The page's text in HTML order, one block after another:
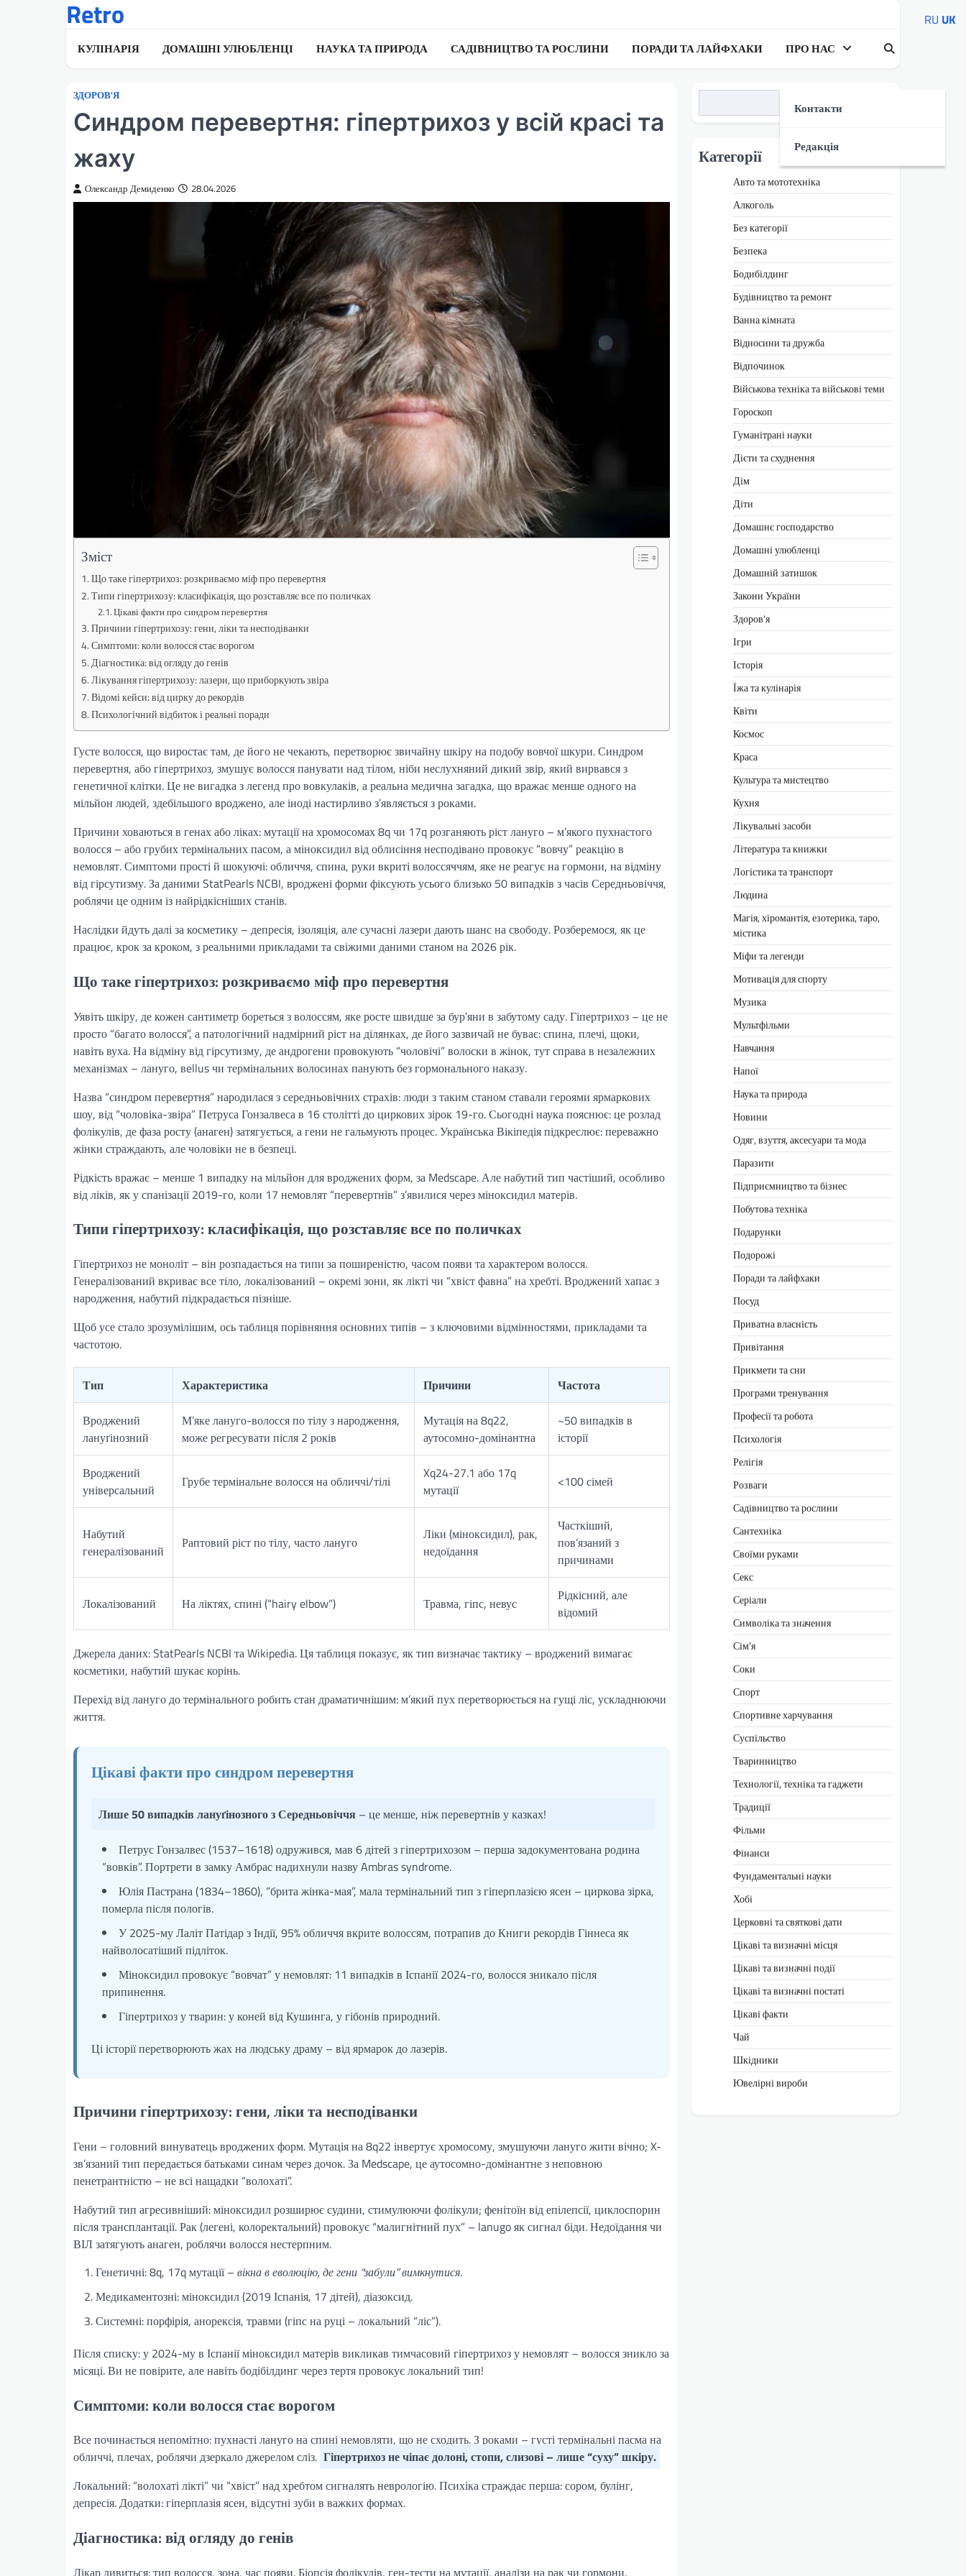
Retro
КУЛІНАРІЯ ДОМАШНІ УЛЮБЛЕНЦІ НАУКА ТА ПРИРОДА САДІВНИЦТВО ТА РОСЛИНИ ПОРАДИ ТА ЛАЙФХАКИ ПРО НАС
Контакти
Редакція
ЗДОРОВ'Я
Синдром перевертня: гіпертрихоз у всій красі та
жаху
Олександр Демиденко 28.04.2026
Зміст
Що таке гіпертрихоз: розкриваємо міф про перевертня
Типи гіпертрихозу: класифікація, що розставляє все по поличках
Цікаві факти про синдром перевертня
Причини гіпертрихозу: гени, ліки та несподіванки
Симптоми: коли волосся стає ворогом
Діагностика: від огляду до генів
Лікування гіпертрихозу: лазери, що приборкують звіра
Відомі кейси: від цирку до рекордів
Психологічний відбиток і реальні поради
Густе волосся, що виростає там, де його не чекають, перетворює звичайну шкіру на подобу вовчої шкури. Синдром
перевертня, або гіпертрихоз, змушує волосся панувати над тілом, ніби неслухняний дикий звір, який вирвався з
генетичної клітки. Це не вигадка з легенд про вовкулаків, а реальна медична загадка, що вражає менше одного на
мільйон людей, здебільшого вроджено, але іноді настирливо з’являється з роками.
Причини ховаються в генах або ліках: мутації на хромосомах 8q чи 17q розганяють ріст лануго – м’якого пухнастого
волосся – або грубих термінальних пасом, а міноксидил від облисіння несподівано провокує “вовчу” реакцію в
немовлят. Симптоми прості й шокуючі: обличчя, спина, руки вкриті волоссяччям, яке не реагує на гормони, на відміну
від гірсутизму. За даними StatPearls NCBI, вроджені форми фіксують усього близько 50 випадків з часів Середньовіччя,
роблячи це одним із найрідкісніших станів.
Наслідки йдуть далі за косметику – депресія, ізоляція, але сучасні лазери дають шанс на свободу. Розберемося, як це
працює, крок за кроком, з реальними прикладами та свіжими даними станом на 2026 рік.
Що таке гіпертрихоз: розкриваємо міф про перевертня
Уявіть шкіру, де кожен сантиметр бореться з волоссям, яке росте швидше за бур’яни в забутому саду. Гіпертрихоз – це не
просто “багато волосся”, а патологічний надмірний ріст на ділянках, де його зазвичай не буває: спина, плечі, щоки,
навіть вуха. На відміну від гірсутизму, де андрогени провокують “чоловічі” волоски в жінок, тут справа в незалежних
механізмах – лануго, вellus чи термінальних волосинах панують без гормонального наказу.
Назва “синдром перевертня” народилася з середньовічних страхів: люди з таким станом ставали героями ярмаркових
шоу, від “чоловіка-звіра” Петруса Гонзалвеса в 16 столітті до циркових зірок 19-го. Сьогодні наука пояснює: це розлад
фолікулів, де фаза росту (анаген) затягується, а гени не гальмують процес. Українська Вікіпедія підкреслює: переважно
жінки страждають, але чоловіки не в безпеці.
Рідкість вражає – менше 1 випадку на мільйон для вроджених форм, за Medscape. Але набутий тип частіший, особливо
від ліків, як у спанізації 2019-го, коли 17 немовлят “перевертнів” з’явилися через міноксидил матерів.
Типи гіпертрихозу: класифікація, що розставляє все по поличках
Гіпертрихоз не моноліт – він розпадається на типи за поширеністю, часом появи та характером волосся.
Генералізований вкриває все тіло, локалізований – окремі зони, як лікті чи “хвіст фавна” на хребті. Вроджений хапає з
народження, набутий підкрадається пізніше.
Щоб усе стало зрозумілішим, ось таблиця порівняння основних типів – з ключовими відмінностями, прикладами та
частотою.
Тип Характеристика Причини Частота
Вроджений
лануґінозний
М’яке лануго-волосся по тілу з народження,
може регресувати після 2 років
Мутація на 8q22,
аутосомно-домінантна
~50 випадків в
історії
Вроджений
універсальний
Грубе термінальне волосся на обличчі/тілі
Xq24-27.1 або 17q
мутації
<100 сімей
Набутий
генералізований
Раптовий ріст по тілу, часто лануго
Ліки (міноксидил), рак,
недоїдання
Часткіший,
пов’язаний з
причинами
Локалізований На ліктях, спині (“hairy elbow”) Травма, гіпс, невус
Рідкісний, але
відомий
Джерела даних: StatPearls NCBI та Wikipedia. Ця таблиця показує, як тип визначає тактику – вроджений вимагає
косметики, набутий шукає корінь.
Перехід від лануго до термінального робить стан драматичнішим: м’який пух перетворюється на гущі ліс, ускладнюючи
життя.
Цікаві факти про синдром перевертня
Лише 50 випадків лануґінозного з Середньовіччя – це менше, ніж перевертнів у казках!
Петрус Гонзалвес (1537–1618) одружився, мав 6 дітей з гіпертрихозом – перша задокументована родина
“вовків”. Портрети в замку Амбрас надихнули назву Ambras syndrome.
Юлія Пастрана (1834–1860), “брита жінка-мая”, мала термінальний тип з гіперплазією ясен – циркова зірка,
померла після пологів.
У 2025-му Лаліт Патідар з Індії, 95% обличчя вкрите волоссям, потрапив до Книги рекордів Гіннеса як
найволосатіший підліток.
Міноксидил провокує “вовчат” у немовлят: 11 випадків в Іспанії 2024-го, волосся зникало після
припинення.
Гіпертрихоз у тварин: у коней від Кушинга, у гібонів природний.
Ці історії перетворюють жах на людську драму – від ярмарок до лазерів.
Причини гіпертрихозу: гени, ліки та несподіванки
Гени – головний винуватець вроджених форм. Мутація на 8q22 інвертує хромосому, змушуючи лануго жити вічно; X-
зв’язаний тип передається батьками синам через дочок. За Medscape, це аутосомно-домінантне з неповною
пенетрантністю – не всі нащадки “волохаті”.
Набутий тип агресивніший: міноксидил розширює судини, стимулюючи фолікули; фенітоїн від епілепсії, циклоспорин
після трансплантації. Рак (легені, колоректальний) провокує “малигнітний пух” – lanugo як сигнал біди. Недоїдання чи
ВІЛ затягують анаген, роблячи волосся нестерпним.
Генетичні: 8q, 17q мутації – вікна в еволюцію, де гени “забули” вимкнутися.
Медикаментозні: міноксидил (2019 Іспанія, 17 дітей), діазоксид.
Системні: порфірія, анорексія, травми (гіпс на руці – локальний “ліс”).
Після списку: у 2024-му в Іспанії міноксидил матерів викликав тимчасовий гіпертрихоз у немовлят – волосся зникло за
місяці. Ви не повірите, але навіть бодібілдинг через тертя провокує локальний тип!
Симптоми: коли волосся стає ворогом
Все починається непомітно: пухнасті лануго на спині немовляти, що не сходить. З роками – густі термінальні пасма на
обличчі, плечах, роблячи дзеркало джерелом сліз. Гіпертрихоз не чіпає долоні, стопи, слизові – лише “суху” шкіру.
Локальний: “волохаті лікті” чи “хвіст” над хребтом сигналять неврологію. Психіка страждає перша: сором, булінг,
депресія. Додатки: гіперплазія ясен, відсутні зуби в важких формах.
Діагностика: від огляду до генів
Лікар дивиться: тип волосся, зона, час появи. Біопсія фолікулів, ген-тести на мутації, аналізи на рак чи гормони.
Категорії
Авто та мототехніка
Алкоголь
Без категорії
Безпека
Бодибілдинг
Будівництво та ремонт
Ванна кімната
Відносини та дружба
Відпочинок
Військова техніка та військові теми
Гороскоп
Гуманітрані науки
Дієти та схуднення
Дім
Діти
Домашнє господарство
Домашні улюбленці
Домашній затишок
Закони України
Здоров'я
Ігри
Історія
Їжа та кулінарія
Квіти
Космос
Краса
Культура та мистецтво
Кухня
Лікувальні засоби
Література та книжки
Логістика та транспорт
Людина
Магія, хіромантія, езотерика, таро,
містика
Міфи та легенди
Мотивація для спорту
Музика
Мультфільми
Навчання
Напої
Наука та природа
Новини
Одяг, взуття, аксесуари та мода
Паразити
Підприємництво та бізнес
Побутова техніка
Подарунки
Подорожі
Поради та лайфхаки
Посуд
Приватна власність
Привітання
Прикмети та сни
Програми тренування
Професії та робота
Психологія
Релігія
Розваги
Садівництво та рослини
Сантехніка
Своїми руками
Секс
Серіали
Символіка та значення
Сім’я
Соки
Спорт
Спортивне харчування
Суспільство
Тваринництво
Технології, техніка та гаджети
Традиції
Фільми
Фінанси
Фундаментальні науки
Хобі
Церковні та святкові дати
Цікаві та визначні місця
Цікаві та визначні події
Цікаві та визначні постаті
Цікаві факти
Чай
Шкідники
Ювелірні вироби
RU UK